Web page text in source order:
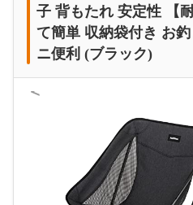
子 背もたれ 安定性 【
て簡単 収納袋付き お
ニ便利 (ブラック)
＜